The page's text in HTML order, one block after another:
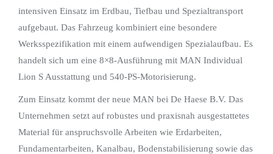
intensiven Einsatz im Erdbau, Tiefbau und Spezialtransport
aufgebaut. Das Fahrzeug kombiniert eine besondere
Werksspezifikation mit einem aufwendigen Spezialaufbau. Es
handelt sich um eine 8×8-Ausführung mit MAN Individual
Lion S Ausstattung und 540-PS-Motorisierung.
Zum Einsatz kommt der neue MAN bei De Haese B.V. Das
Unternehmen setzt auf robustes und praxisnah ausgestattetes
Material für anspruchsvolle Arbeiten wie Erdarbeiten,
Fundamentarbeiten, Kanalbau, Bodenstabilisierung sowie das